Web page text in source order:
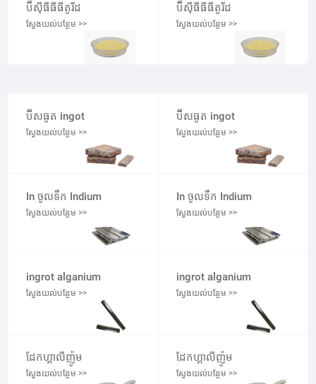
ប៊ីស៊ីធីធីធីតូរីដ
ស្វែងយល់បន្ថែម >>
ប៊ីស៊ីធីធីធីតូរីដ
ស្វែងយល់បន្ថែម >>
ប៊ីសធូត ingot
ស្វែងយល់បន្ថែម >>
ប៊ីសធូត ingot
ស្វែងយល់បន្ថែម >>
In ចូលទឹក Indium
ស្វែងយល់បន្ថែម >>
In ចូលទឹក Indium
ស្វែងយល់បន្ថែម >>
ingrot alganium
ស្វែងយល់បន្ថែម >>
ingrot alganium
ស្វែងយល់បន្ថែម >>
ដែកហ្គាលីញ៉ូម
ស្វែងយល់បន្ថែម >>
ដែកហ្គាលីញ៉ូម
ស្វែងយល់បន្ថែម >>